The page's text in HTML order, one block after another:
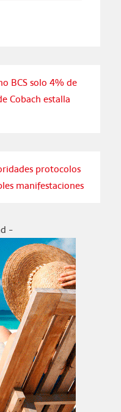
BCS solo 4% de
Cobach estalla
protocolos
manifestaciones
-